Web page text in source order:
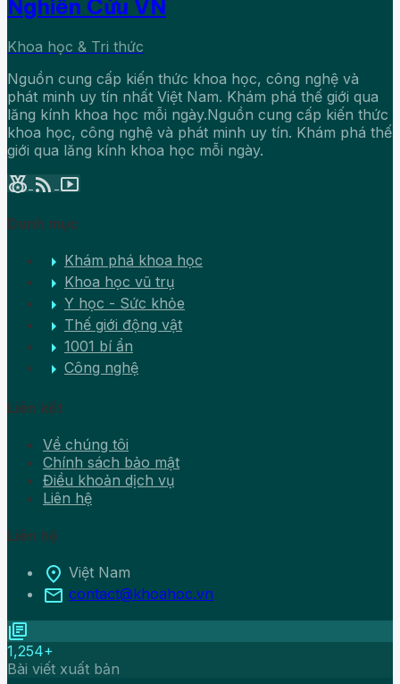
Nghiên Cứu VN
Khoa học & Tri thức
Nguồn cung cấp kiến thức khoa học, công nghệ và
phát minh uy tín nhất Việt Nam. Khám phá thế giới qua
lăng kính khoa học mỗi ngày.Nguồn cung cấp kiến thức
khoa học, công nghệ và phát minh uy tín. Khám phá thế
giới qua lăng kính khoa học mỗi ngày.
social_leaderboard rss_feed smart_display
Danh mục
arrow_right Khám phá khoa học
arrow_right Khoa học vũ trụ
arrow_right Y học - Sức khỏe
arrow_right Thế giới động vật
arrow_right 1001 bí ẩn
arrow_right Công nghệ
Liên kết
Về chúng tôi
Chính sách bảo mật
Điều khoản dịch vụ
Liên hệ
Liên hệ
location_on Việt Nam
mail contact@khoahoc.vn
library_books
1,254+
Bài viết xuất bản